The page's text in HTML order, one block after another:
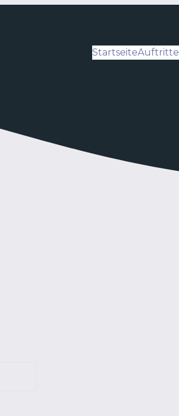
StartseiteAuftritte